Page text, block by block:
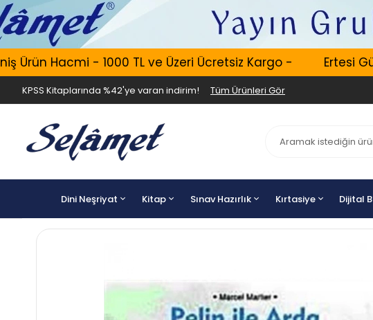
Hacmi - 1000 TL ve Üzeri Ücretsiz Kargo - Ertesi
KPSS Kitaplarında %42'ye varan indirim! Tüm Ürünleri Gör
Dini Neşriyat Kitap Sınav Hazırlık Kırtasiye Dijital